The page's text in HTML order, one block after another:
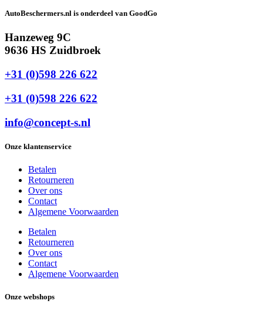
AutoBeschermers.nl is onderdeel van GoodGo
Hanzeweg 9C
9636 HS Zuidbroek
+31 (0)598 226 622
+31 (0)598 226 622
info@concept-s.nl
Onze klantenservice
Betalen
Retourneren
Over ons
Contact
Algemene Voorwaarden
Betalen
Retourneren
Over ons
Contact
Algemene Voorwaarden
Onze webshops